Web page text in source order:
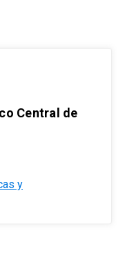
Central de
y